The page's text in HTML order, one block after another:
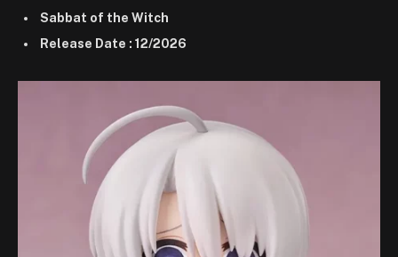
Sabbat of the Witch
Release Date : 12/2026